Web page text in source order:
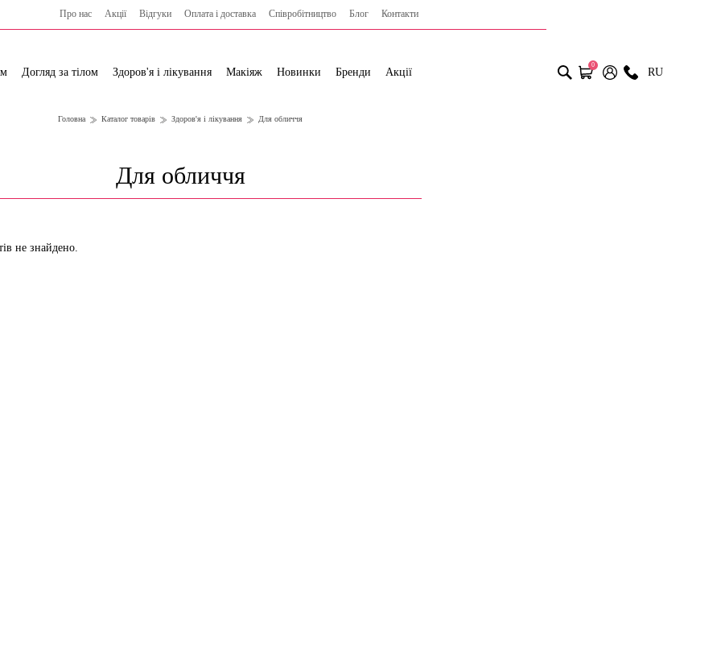
Про нас Акції Відгуки Оплата і доставка Cпівробітництво Блог Контакти
Догляд за тілом Здоров'я і лікування Макіяж Новинки Бренди Акції
0
RU
Головна Каталог товарів Здоров'я і лікування Для обличчя
Для обличчя
не знайдено.